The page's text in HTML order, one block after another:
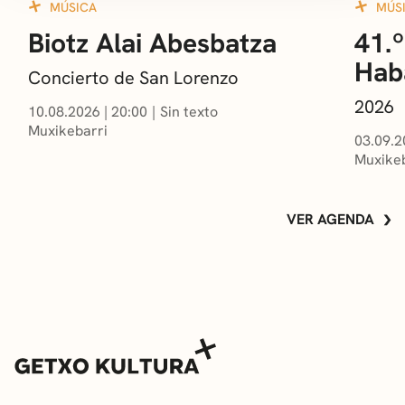
MÚSICA
Biotz Alai Abesbatza
Concierto de San Lorenzo
10.08.2026 | 20:00
Sin texto
Muxikebarri
2026
VER AGENDA